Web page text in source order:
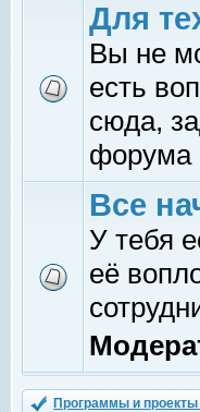
Для
Вы не
есть
сюда,
форума
Все
У тебя
её
Программы и проекты